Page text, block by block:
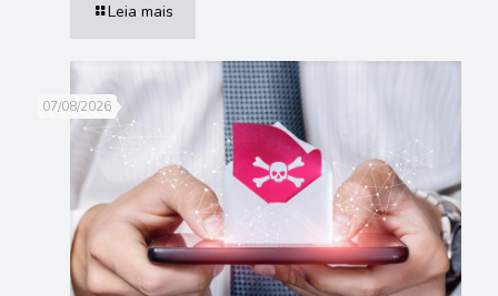
Leia mais
07/08/2026